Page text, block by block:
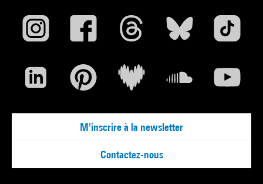
M'inscrire à la newsletter
Contactez-nous